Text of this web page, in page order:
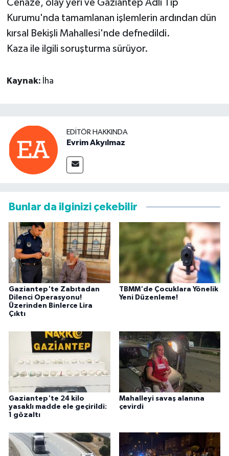
Cenaze, olay yeri ve Gaziantep Adli Tıp
Kurumu'nda tamamlanan işlemlerin ardından dün
kırsal Bekişli Mahallesi'nde defnedildi.
Kaza ile ilgili soruşturma sürüyor.
Kaynak: İha
EDITÖR HAKKINDA
Evrim Akyılmaz
Bunlar da ilginizi çekebilir
Gaziantep'te Zabıtadan
Dilenci Operasyonu!
Üzerinden Binlerce Lira
Çıktı
TBMM'de Çocuklara Yönelik
Yeni Düzenleme!
Gaziantep'te 24 kilo
yasaklı madde ele geçirildi:
1 gözaltı
Mahalleyi savaş alanına
çevirdi